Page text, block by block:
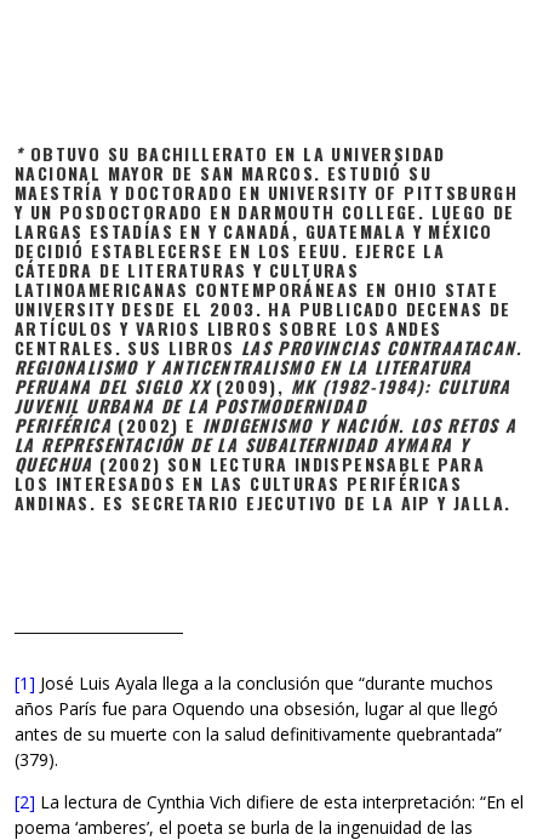
* OBTUVO SU BACHILLERATO EN LA UNIVERSIDAD
NACIONAL MAYOR DE SAN MARCOS. ESTUDIÓ SU
MAESTRÍA Y DOCTORADO EN UNIVERSITY OF PITTSBURGH
Y UN POSDOCTORADO EN DARMOUTH COLLEGE. LUEGO DE
LARGAS ESTADÍAS EN Y CANADÁ, GUATEMALA Y MÉXICO
DECIDIÓ ESTABLECERSE EN LOS EEUU. EJERCE LA
CÁTEDRA DE LITERATURAS Y CULTURAS
LATINOAMERICANAS CONTEMPORÁNEAS EN OHIO STATE
UNIVERSITY DESDE EL 2003. HA PUBLICADO DECENAS DE
ARTÍCULOS Y VARIOS LIBROS SOBRE LOS ANDES
CENTRALES. SUS LIBROS LAS PROVINCIAS CONTRAATACAN.
REGIONALISMO Y ANTICENTRALISMO EN LA LITERATURA
PERUANA DEL SIGLO XX(2009), MK (1982-1984): CULTURA
JUVENIL URBANA DE LA POSTMODERNIDAD
PERIFÉRICA (2002) E INDIGENISMO Y NACIÓN. LOS RETOS A
LA REPRESENTACIÓN DE LA SUBALTERNIDAD AYMARA Y
QUECHUA (2002) SON LECTURA INDISPENSABLE PARA
LOS INTERESADOS EN LAS CULTURAS PERIFÉRICAS
ANDINAS. ES SECRETARIO EJECUTIVO DE LA AIP Y JALLA.
[1] José Luis Ayala llega a la conclusión que “durante muchos
años París fue para Oquendo una obsesión, lugar al que llegó
antes de su muerte con la salud definitivamente quebrantada”
(379).
[2] La lectura de Cynthia Vich difiere de esta interpretación: “En el
poema ‘amberes’, el poeta se burla de la ingenuidad de las